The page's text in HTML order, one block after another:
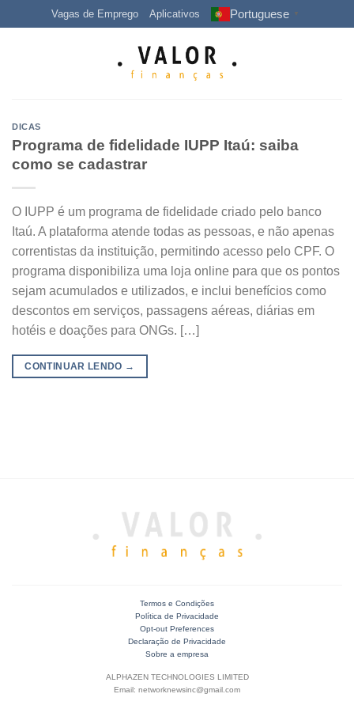
to
Vagas de Emprego Aplicativos Portuguese ▼
DICAS
Programa de fidelidade IUPP Itaú: saiba
como se cadastrar
O IUPP é um programa de fidelidade criado pelo banco
Itaú. A plataforma atende todas as pessoas, e não apenas
correntistas da instituição, permitindo acesso pelo CPF. O
programa disponibiliza uma loja online para que os pontos
sejam acumulados e utilizados, e inclui benefícios como
descontos em serviços, passagens aéreas, diárias em
hotéis e doações para ONGs. […]
CONTINUAR LENDO →
Termos e Condições
Política de Privacidade
Opt-out Preferences
Declaração de Privacidade
Sobre a empresa
ALPHAZEN TECHNOLOGIES LIMITED
Email: networknewsinc@gmail.com